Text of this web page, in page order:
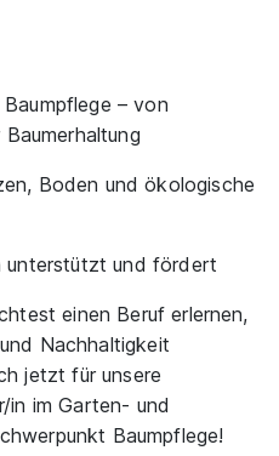
– von
Boden und ökologische
unterstützt und fördert
einen Beruf erlernen,
Nachhaltigkeit
jetzt für unsere
in im Garten- und
Baumpflege!